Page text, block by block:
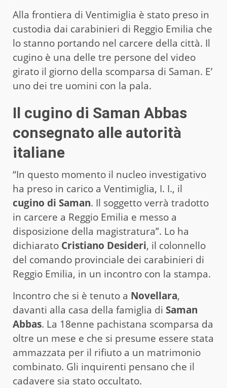
Alla frontiera di Ventimiglia è stato preso in
custodia dai carabinieri di Reggio Emilia che
lo stanno portando nel carcere della città. Il
cugino è una delle tre persone del video
girato il giorno della scomparsa di Saman. E’
uno dei tre uomini con la pala.
Il cugino di Saman Abbas
consegnato alle autorità
italiane
“In questo momento il nucleo investigativo
ha preso in carico a Ventimiglia, I. I., il
cugino di Saman. Il soggetto verrà tradotto
in carcere a Reggio Emilia e messo a
disposizione della magistratura”. Lo ha
dichiarato Cristiano Desideri, il colonnello
del comando provinciale dei carabinieri di
Reggio Emilia, in un incontro con la stampa.
Incontro che si è tenuto a Novellara,
davanti alla casa della famiglia di Saman
Abbas. La 18enne pachistana scomparsa da
oltre un mese e che si presume essere stata
ammazzata per il rifiuto a un matrimonio
combinato. Gli inquirenti pensano che il
cadavere sia stato occultato.